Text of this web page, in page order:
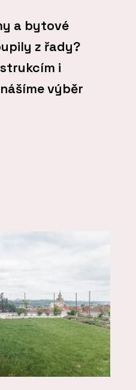
a bytové
z řady?
i
výběr